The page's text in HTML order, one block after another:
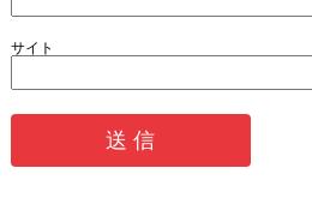
サイト